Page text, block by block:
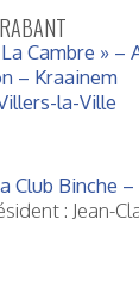
Cambre » –
– Kraainem
la-Ville
Club Binche –
: Jean-